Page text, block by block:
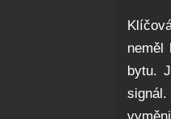
neměl
bytu.